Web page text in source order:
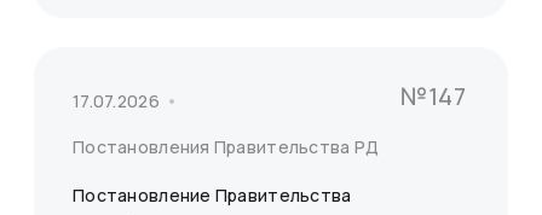
17.07.2026
Постановления Правительства РД
№147
Постановление Правительства